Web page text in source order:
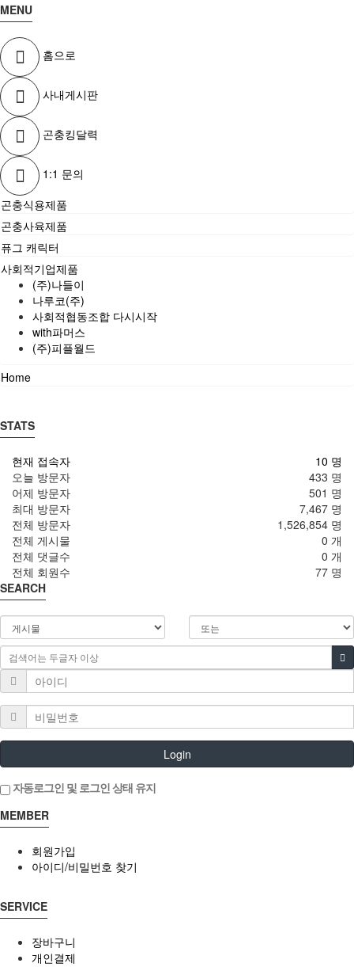
MENU
홈으로
사내게시판
곤충킹달력
1:1 문의
곤충식용제품
곤충사육제품
퓨그 캐릭터
사회적기업제품
(주)나들이
나루코(주)
사회적협동조합 다시시작
with파머스
(주)피플월드
Home
STATS
10 명
현재 접속자
433 명
오늘 방문자
501 명
어제 방문자
7,467 명
최대 방문자
1,526,854 명
전체 방문자
0 개
전체 게시물
0 개
전체 댓글수
77 명
전체 회원수
SEARCH
Login
자동로그인 및 로그인 상태 유지
MEMBER
회원가입
아이디/비밀번호 찾기
SERVICE
장바구니
개인결제